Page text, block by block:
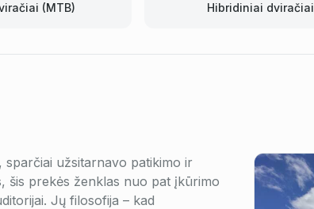
(MTB) Hibridiniai dviračiai
užsitarnavo patikimo ir
šis prekės ženklas nuo pat įkūrimo
Jų filosofija – kad